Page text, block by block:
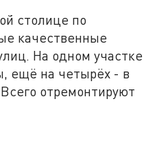
столице по
качественные
На одном участке
ещё на четырёх - в
отремонтируют